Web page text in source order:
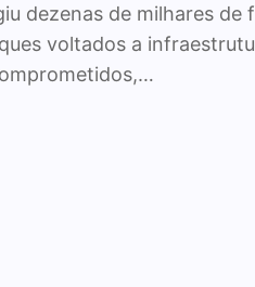
dezenas de milhares de
voltados a